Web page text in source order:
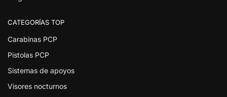
CATEGORÍAS TOP
Carabinas PCP
Pistolas PCP
Sistemas de apoyos
Visores nocturnos